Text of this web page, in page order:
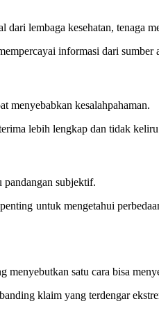
lembaga kesehatan, tenaga
informasi dari sumber
menyebabkan kesalahpahaman.
lebih lengkap dan tidak
pandangan subjektif.
untuk mengetahui
satu cara bisa
klaim yang terdengar